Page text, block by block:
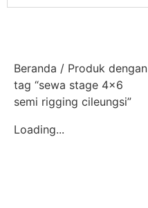
Beranda / Produk dengan
tag “sewa stage 4x6
semi rigging cileungsi”
Loading...